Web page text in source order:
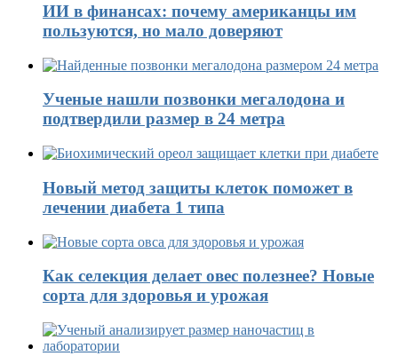
ИИ в финансах: почему американцы им
пользуются, но мало доверяют
Ученые нашли позвонки мегалодона и
подтвердили размер в 24 метра
Новый метод защиты клеток поможет в
лечении диабета 1 типа
Как селекция делает овес полезнее? Новые
сорта для здоровья и урожая